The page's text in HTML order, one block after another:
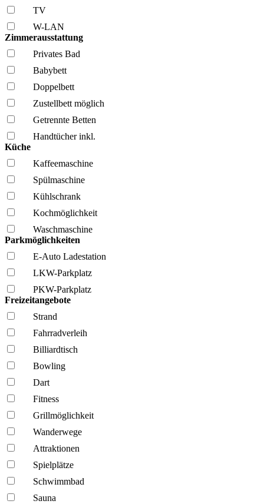
TV
W-LAN
Zimmerausstattung
Privates Bad
Babybett
Doppelbett
Zustellbett möglich
Getrennte Betten
Handtücher inkl.
Küche
Kaffee­maschine
Spül­maschine
Kühl­schrank
Kochmöglich­keit
Wasch­maschine
Parkmöglichkeiten
E-Auto Ladestation
LKW-Parkplatz
PKW-Parkplatz
Freizeitangebote
Strand
Fahrrad­verleih
Billiardtisch
Bowling
Dart
Fitness
Grillmöglich­keit
Wanderwege
Attraktionen
Spielplätze
Schwimmbad
Sauna